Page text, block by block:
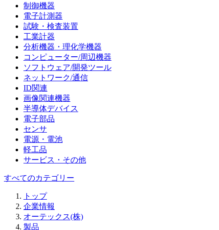
制御機器
電子計測器
試験・検査装置
工業計器
分析機器・理化学機器
コンピューター/周辺機器
ソフトウェア/開発ツール
ネットワーク/通信
ID関連
画像関連機器
半導体デバイス
電子部品
センサ
電源・電池
軽工品
サービス・その他
すべてのカテゴリー
トップ
企業情報
オーテックス(株)
製品